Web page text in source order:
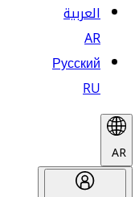
العربية
AR
Русский
RU
AR